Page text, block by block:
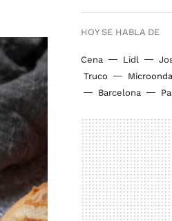
HOY SE HABLA DE
Cena Lidl
Truco
Barcelona